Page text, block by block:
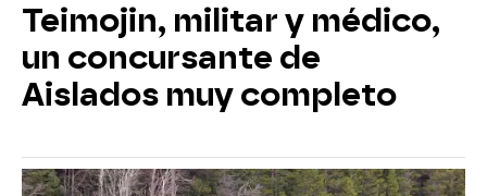
Teimojin, militar y médico,
un concursante de
Aislados muy completo